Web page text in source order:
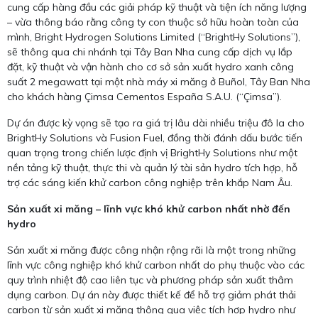
cung cấp hàng đầu các giải pháp kỹ thuật và tiện ích năng lượng
– vừa thông báo rằng công ty con thuộc sở hữu hoàn toàn của
mình, Bright Hydrogen Solutions Limited (“BrightHy Solutions”),
sẽ thông qua chi nhánh tại Tây Ban Nha cung cấp dịch vụ lắp
đặt, kỹ thuật và vận hành cho cơ sở sản xuất hydro xanh công
suất 2 megawatt tại một nhà máy xi măng ở Buñol, Tây Ban Nha
cho khách hàng Çimsa Cementos España S.A.U. (“Çimsa”).
Dự án được kỳ vọng sẽ tạo ra giá trị lâu dài nhiều triệu đô la cho
BrightHy Solutions và Fusion Fuel, đồng thời đánh dấu bước tiến
quan trọng trong chiến lược định vị BrightHy Solutions như một
nền tảng kỹ thuật, thực thi và quản lý tài sản hydro tích hợp, hỗ
trợ các sáng kiến khử carbon công nghiệp trên khắp Nam Âu.
Sản xuất xi măng – lĩnh vực khó khử carbon nhất nhờ đến
hydro
Sản xuất xi măng được công nhận rộng rãi là một trong những
lĩnh vực công nghiệp khó khử carbon nhất do phụ thuộc vào các
quy trình nhiệt độ cao liên tục và phương pháp sản xuất thâm
dụng carbon. Dự án này được thiết kế để hỗ trợ giảm phát thải
carbon từ sản xuất xi măng thông qua việc tích hợp hydro như